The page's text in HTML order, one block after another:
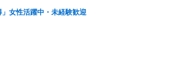
女性活躍中・未経験歓迎